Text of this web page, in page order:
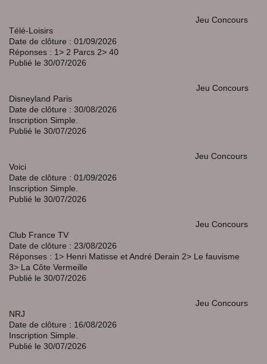
Jeu Concours
Télé-Loisirs
Date de clôture : 01/09/2026
Réponses : 1> 2 Parcs 2> 40
Publié le 30/07/2026
Jeu Concours
Disneyland Paris
Date de clôture : 30/08/2026
Inscription Simple.
Publié le 30/07/2026
Jeu Concours
Voici
Date de clôture : 01/09/2026
Inscription Simple.
Publié le 30/07/2026
Jeu Concours
Club France TV
Date de clôture : 23/08/2026
Réponses : 1> Henri Matisse et André Derain 2> Le fauvisme
3> La Côte Vermeille
Publié le 30/07/2026
Jeu Concours
NRJ
Date de clôture : 16/08/2026
Inscription Simple.
Publié le 30/07/2026